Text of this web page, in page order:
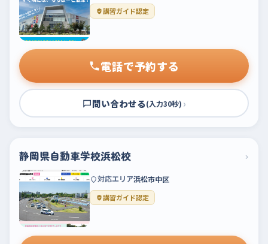
講習ガイド認定
電話で予約する
問い合わせる(入力30秒) ›
静岡県自動車学校浜松校 ›
対応エリア浜松市中区
講習ガイド認定